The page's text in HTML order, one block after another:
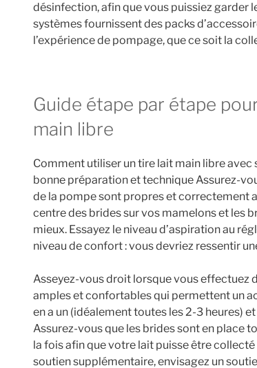
désinfection, afin que vous puissiez garder
systèmes fournissent des packs
l’expérience de pompage, que ce soit la
Guide étape par étape pour utiliser efficacement un tire-lait
main libre
Comment utiliser un tire lait main libre avec
bonne préparation et technique Assurez-
de la pompe sont propres et correctement
centre des brides sur vos mamelons et les
mieux. Essayez le niveau d’aspiration au
niveau de confort : vous devriez ressentir
Asseyez-vous droit lorsque vous effectuez
amples et confortables qui permettent un
en a un (idéalement toutes les 2-3 heures)
Assurez-vous que les brides sont en place
la fois afin que votre lait puisse être
soutien supplémentaire, envisagez un